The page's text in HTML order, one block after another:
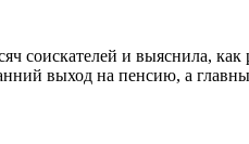
соискателей и выяснила,
выход на пенсию, а